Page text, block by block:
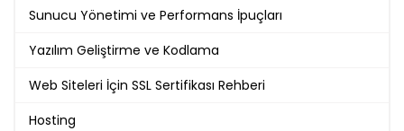
Sunucu Yönetimi ve Performans İpuçları
Yazılım Geliştirme ve Kodlama
Web Siteleri İçin SSL Sertifikası Rehberi
Hosting